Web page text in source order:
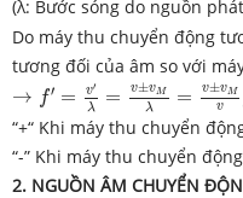
(λ: Bước sóng do nguồn
Do máy thu chuyển động
tương đối của âm so với
→ f′ = v′
λ = v±vM
λ = v±vM
v
→f′=v ′λ=v±v Mλ=v ±vMvf
“+“ Khi máy thu chuyển
“-” Khi máy thu chuyển
2. NGUỒN ÂM CHUYỂN